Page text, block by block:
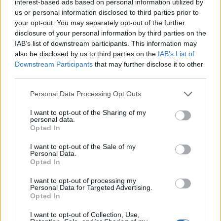
interest-based ads based on personal information utilized by
us or personal information disclosed to third parties prior to
your opt-out. You may separately opt-out of the further
disclosure of your personal information by third parties on the
IAB’s list of downstream participants. This information may
also be disclosed by us to third parties on the IAB’s List of
Downstream Participants that may further disclose it to other
Personal Data Processing Opt Outs
I want to opt-out of the Sharing of my
personal data.
Opted In
I want to opt-out of the Sale of my
Personal Data.
Opted In
I want to opt-out of processing my
Personal Data for Targeted Advertising.
Opted In
I want to opt-out of Collection, Use,
Lo sviluppo della cosiddetta telemedicina avrà, sempre più, un
ruolo fondamentale nell’agevolare lo straordinario lavoro del
personale sanitario e migliorare la qualità di vita dei pazienti –
La nostra è la risposta all’esigenza di strutture ospedaliere sempre
più interconnesse, digitalizzate e innovative. Noi siamo pronti a